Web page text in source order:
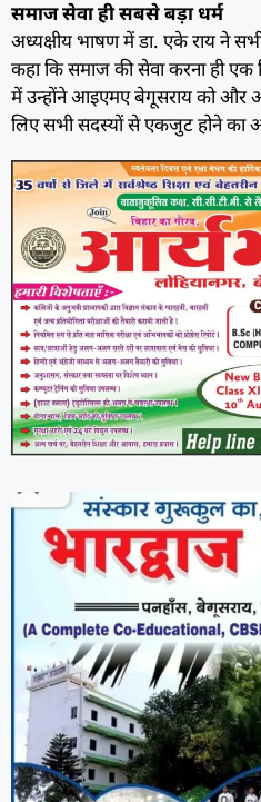
समाज सेवा ही सबसे बड़ा धर्म
अध्यक्षीय भाषण में डा. एके राय ने सभी
कहा कि समाज की सेवा करना ही एक
में उन्होंने आइएमए बेगूसराय को और
लिए सभी सदस्यों से एकजुट होने का